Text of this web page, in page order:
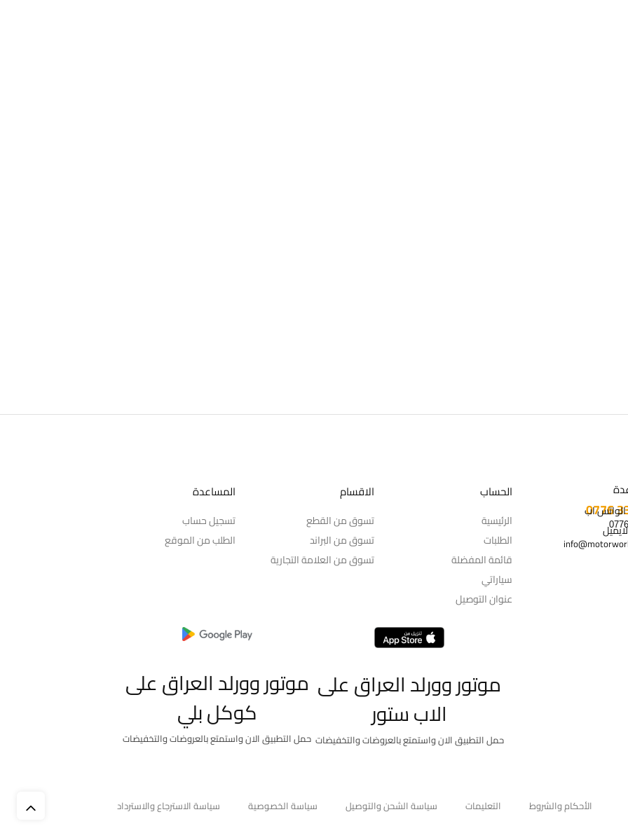
الواتس اب
الحساب
الرئيسية
الطلبات
قائمة المفضلة
سياراتي
عنوان التوصيل
الاقسام
تسوق من القطع
تسوق من البراند
تسوق من العلامة التجارية
المساعدة
تسجيل حساب
الطلب من الموقع
موتور وورلد العراق على
الاب ستور
حمل التطبيق الان واستمتع بالعروضات والتخفيضات
موتور وورلد العراق على
كوكل بلي
حمل التطبيق الان واستمتع بالعروضات والتخفيضات
الأحكام والشروط التعليمات سياسة الشحن والتوصيل سياسة الخصوصية سياسة الاسترجاع والاسترداد